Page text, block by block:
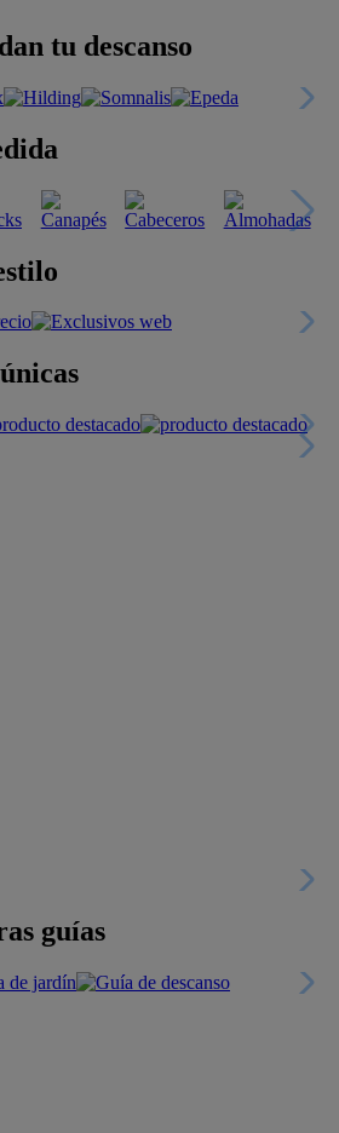
tu descanso
guías